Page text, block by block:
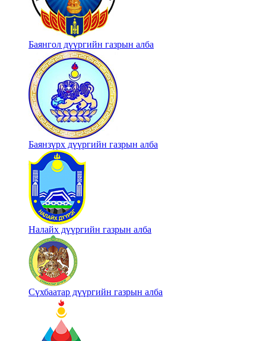
Баянгол дүүргийн газрын алба
Баянзүрх дүүргийн газрын алба
Налайх дүүргийн газрын алба
Сүхбаатар дүүргийн газрын алба